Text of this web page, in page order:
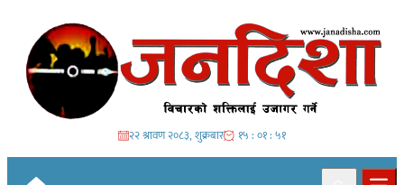
Skip to content
२२ श्रावण २०८३, शुक्रबार १५ : ०१ : ५३